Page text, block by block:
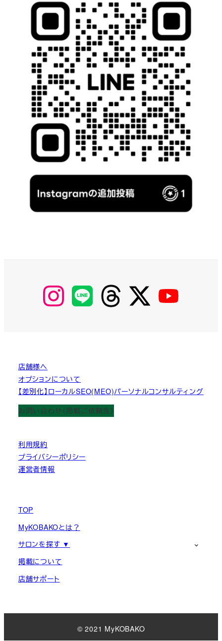
【Instagram】
MyKOBAKO
【LINE】 【threads】 【Twitter】
店舗様へ
オプションについて
【差別化】ローカルSEO(MEO)パーソナルコンサルティング
お問い合わせ（掲載ご依頼含）
利用規約
プライバシーポリシー
運営者情報
TOP
MyKOBAKOとは？
サロンを探す ▼
掲載について
店舗サポート
© 2021 MyKOBAKO